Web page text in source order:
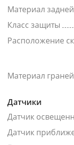
Материал
Класс защиты
Расположение
Материал граней
Датчики
Датчик
Датчик